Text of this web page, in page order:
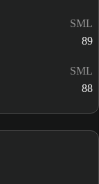
SML
89
SML
88